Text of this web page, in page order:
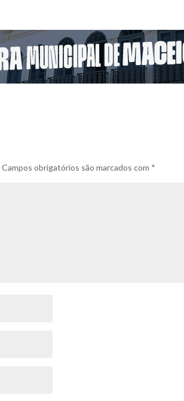
Campos obrigatórios são marcados com *